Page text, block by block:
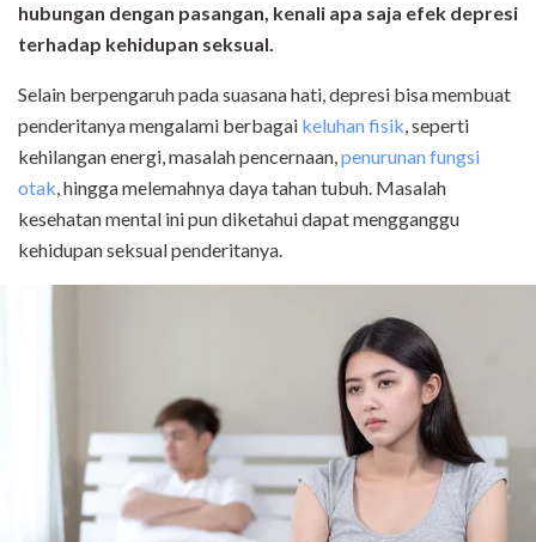
hubungan dengan pasangan, kenali apa saja efek depresi
terhadap kehidupan seksual.
Selain berpengaruh pada suasana hati, depresi bisa membuat
penderitanya mengalami berbagai keluhan fisik, seperti
kehilangan energi, masalah pencernaan,penurunan fungsi
otak, hingga melemahnya daya tahan tubuh. Masalah
kesehatan mental ini pun diketahui dapat mengganggu
kehidupan seksual penderitanya.